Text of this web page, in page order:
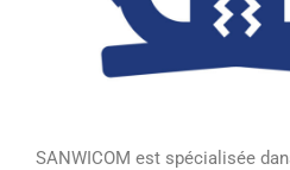
SANWICOM est spécialisée